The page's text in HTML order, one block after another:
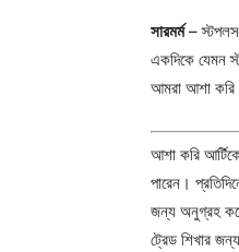
সারমর্ম– স্টপলস
একদিকে যেমন
আমরা আশা
আশা করি
পারেন।
জন্য অনুগ্রহ
ট্রেড শিখার